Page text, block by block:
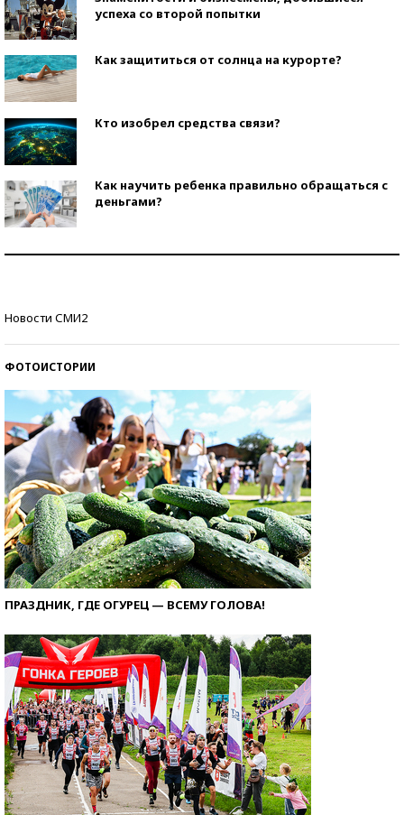
успеха со второй попытки
Как защититься от солнца на курорте?
Кто изобрел средства связи?
Как научить ребенка правильно обращаться с
деньгами?
Новости СМИ2
ФОТОИСТОРИИ
ПРАЗДНИК, ГДЕ ОГУРЕЦ — ВСЕМУ ГОЛОВА!